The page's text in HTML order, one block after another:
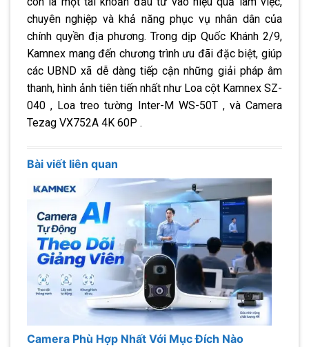
chuyên nghiệp và khả năng phục vụ nhân dân của
chính quyền địa phương. Trong dịp Quốc Khánh 2/9,
Kamnex mang đến chương trình ưu đãi đặc biệt, giúp
các UBND xã dễ dàng tiếp cận những giải pháp âm
thanh, hình ảnh tiên tiến nhất như Loa cột Kamnex SZ-
040 , Loa treo tường Inter-M WS-50T , và Camera
Tezag VX752A 4K 60P .
Bài viết liên quan
Camera Phù Hợp Nhất Với Mục Đích Nào